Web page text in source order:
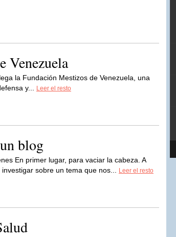
Venezuela
la Fundación Mestizos de Venezuela, una
y...
Leer el resto
blog
En primer lugar, para vaciar la cabeza. A
sobre un tema que nos...
Leer el resto